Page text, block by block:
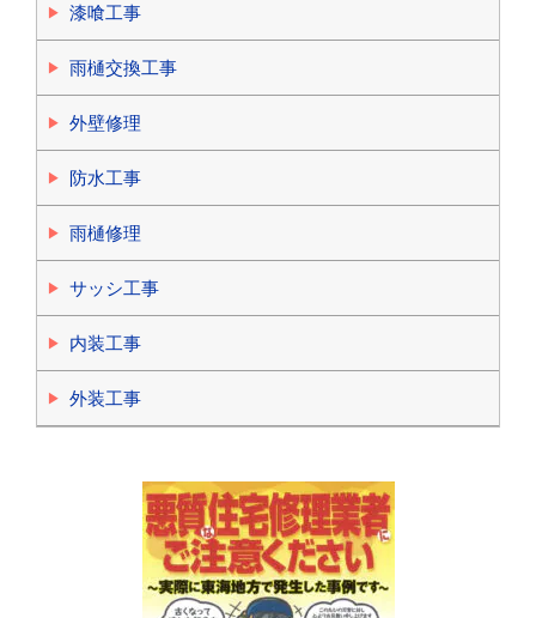
漆喰工事
雨樋交換工事
外壁修理
防水工事
雨樋修理
サッシ工事
内装工事
外装工事